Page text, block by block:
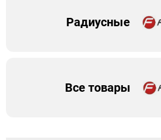
Радиусные
Все товары